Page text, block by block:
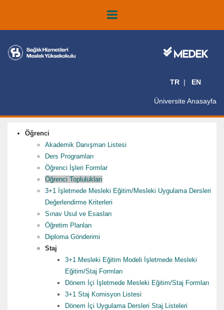
TR EN
Üniversite Anasayfa
Öğrenci
Akademik Danışman Listesi
Ders Programları
Öğrenci İşleri Formlar
Öğrenci Toplulukları
3+1 İşletmede Mesleki Eğitim/Mesleki Uygulama Dersleri
Değerlendirme Kriterleri
Sınav Usul ve Esasları
Öğretim Planları
Diploma Gönderimi
Staj
3+1 Mesleki Eğitim Modeli İşletmede Mesleki
Eğitim/Staj Formları
Dönem İçi İşletmede Mesleki Eğitim/Staj Formları
3+1 Staj Komisyon Listesi
Dönem İçi Uygulama Dersleri Staj Listeleri